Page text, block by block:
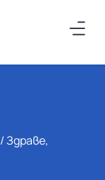
/ Здраве,